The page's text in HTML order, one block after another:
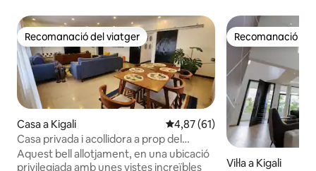
Recomanació del viatger
Recomanació del viatger
Casa a Kigali 4,87 de puntuació mitjana
4,87 (61)
Casa privada i acollidora a prop del
centre de la ciutat amb vistes
Aquest bell allotjament, en una ubicació
privilegiada amb unes vistes increïbles
Recomanació
Recomanació
Vil·la a Kigali